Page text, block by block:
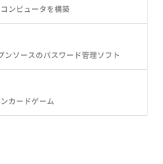
ンピュータを構築
ンソースのパスワード管理ソフト
カードゲーム